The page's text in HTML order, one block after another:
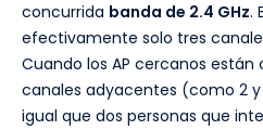
concurrida banda de 2.4 GHz.
efectivamente solo tres
Cuando los AP cercanos
canales adyacentes (como 2
igual que dos personas que